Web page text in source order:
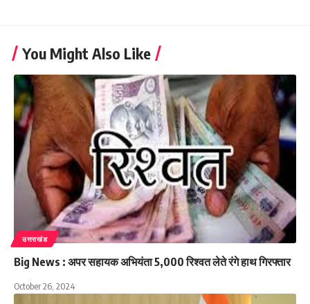
You Might Also Like
उत्तराखंड
Big News : अपर सहायक अभियंता 5,000 रिश्वत लेते रंगे हाथ गिरफ्तार
October 26, 2024